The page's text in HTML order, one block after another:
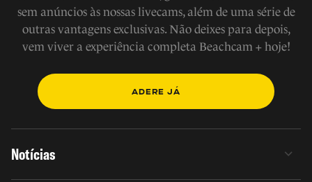
sem anúncios às nossas livecams, além de uma série de
outras vantagens exclusivas. Não deixes para depois,
vem viver a experiência completa Beachcam + hoje!
ADERE JÁ
Notícias